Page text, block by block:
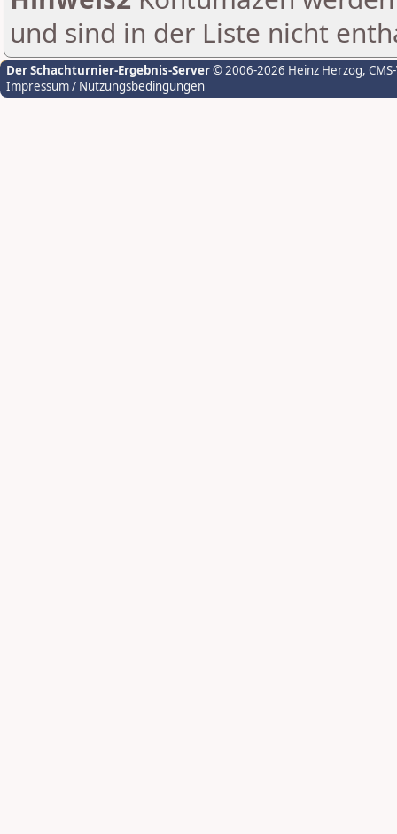
und sind in der Liste nicht
Der Schachturnier-Ergebnis-Server© 2006-2026 Heinz Herzog,
Impressum / Nutzungsbedingungen